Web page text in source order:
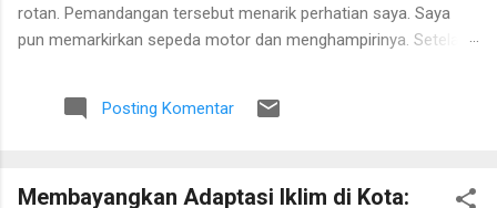
rotan. Pemandangan tersebut menarik perhatian saya. Saya
pun memarkirkan sepeda motor dan menghampirinya. Setelah
proses pengolahan rotan hingga menjadi bahan baku tikar
anyaman. Di tangan masyarakat setempat, rotan berduri yang
ekonomi. Bapak tersebut bercerita bahwa rotan yang sedang
Posting Komentar
Membayangkan Adaptasi Iklim di Kota: